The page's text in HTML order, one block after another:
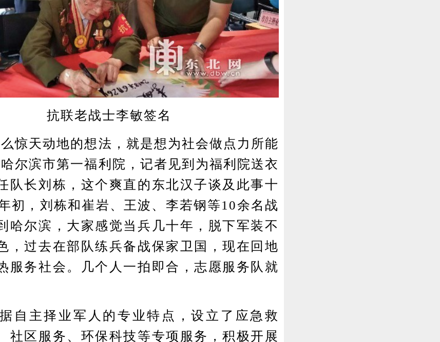
抗联老战士李敏签名
天动地的想法，就是想为社会做点力所能
尔滨市第一福利院，记者见到为福利院送衣
队长刘栋，这个爽直的东北汉子谈及此事十
初，刘栋和崔岩、王波、李若钢等10余名战
哈尔滨，大家感觉当兵几十年，脱下军装不
，过去在部队练兵备战保家卫国，现在回地
服务社会。几个人一拍即合，志愿服务队就
主择业军人的专业特点，设立了应急救
社区服务、环保科技等专项服务，积极开展